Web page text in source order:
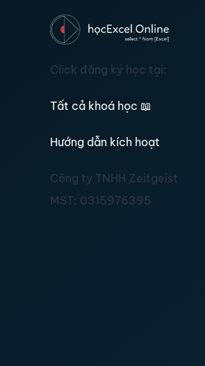
Click đăng ký học tại:
Tất cả khoá học 📖
Hướng dẫn kích hoạt
Công ty TNHH Zeitgeist
MST: 0315976395